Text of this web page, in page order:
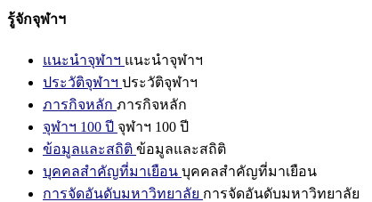
รู้จักจุฬาฯ
แนะนำจุฬาฯ แนะนำจุฬาฯ
ประวัติจุฬาฯ ประวัติจุฬาฯ
ภารกิจหลัก ภารกิจหลัก
จุฬาฯ 100 ปี จุฬาฯ 100 ปี
ข้อมูลและสถิติ ข้อมูลและสถิติ
บุคคลสำคัญที่มาเยือน บุคคลสำคัญที่มาเยือน
การจัดอันดับมหาวิทยาลัย การจัดอันดับมหาวิทยาลัย